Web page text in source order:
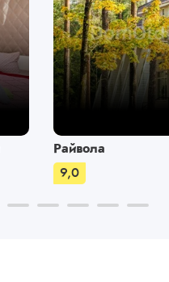
Райвола
9,0